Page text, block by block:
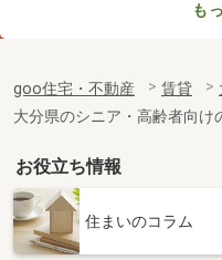
専有面積
間取り
1K
大分県中津市大字上宮永
価 格
も
goo住宅・不動産 賃貸
大分県のシニア・高齢者向け
お役立ち情報
住まいのコラム